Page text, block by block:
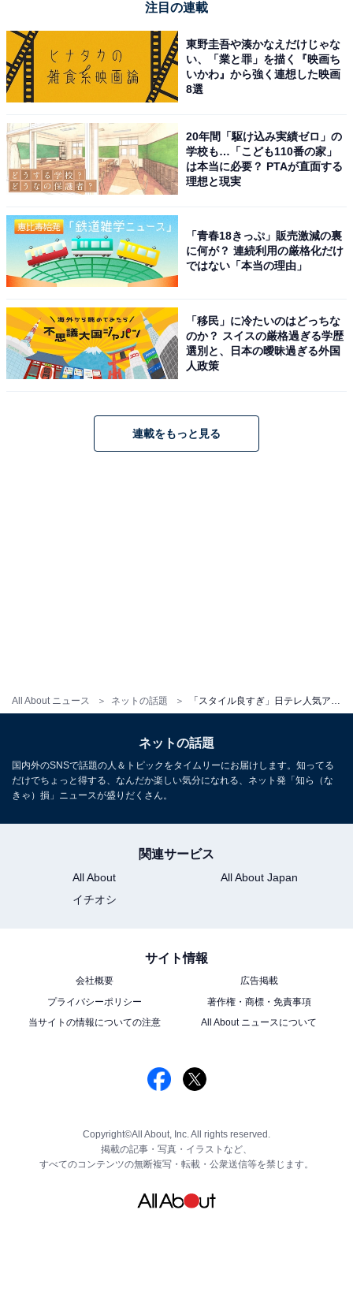
All About ニュース ネットの話題 「スタイル良すぎ」日テレ人気アナ、鎖骨＆二の腕見せタンクトップ姿！ 「ワイルドな感じも凄く素敵」
注目の連載
東野圭吾や湊かなえだけじゃな
い、「業と罪」を描く『映画ち
いかわ』から強く連想した映画
8選
20年間「駆け込み実績ゼロ」の
学校も…「こども110番の家」
は本当に必要？ PTAが直面する
理想と現実
「青春18きっぷ」販売激減の裏
に何が？ 連続利用の厳格化だけ
ではない「本当の理由」
「移民」に冷たいのはどっちな
のか？ スイスの厳格過ぎる学歴
選別と、日本の曖昧過ぎる外国
人政策
連載をもっと見る
ネットの話題
国内外のSNSで話題の人＆トピックをタイムリーにお届けします。知ってる
だけでちょっと得する、なんだか楽しい気分になれる、ネット発「知ら（な
きゃ）損」ニュースが盛りだくさん。
関連サービス
All About
All About Japan
イチオシ
サイト情報
会社概要
広告掲載
プライバシーポリシー
著作権・商標・免責事項
当サイトの情報についての注意
All About ニュースについて
Copyright©All About, Inc. All rights reserved.
掲載の記事・写真・イラストなど、
すべてのコンテンツの無断複写・転載・公衆送信等を禁じます。